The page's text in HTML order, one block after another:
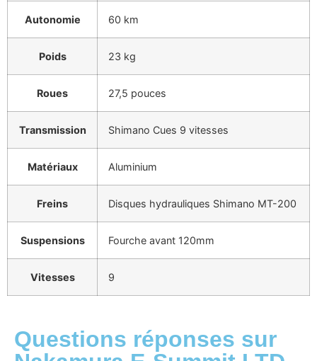
Autonomie 60 km
Poids 23 kg
Roues 27,5 pouces
Transmission Shimano Cues 9 vitesses
Matériaux Aluminium
Freins Disques hydrauliques Shimano MT-200
Suspensions Fourche avant 120mm
Vitesses 9
Questions réponses sur